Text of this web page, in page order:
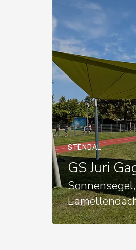
STENDAL
GS Juri
Sonnensegel,